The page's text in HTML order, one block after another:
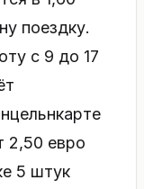
поездку.
с 9 до 17
2,50 евро
5 штук